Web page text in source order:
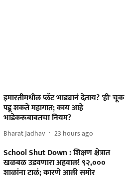
इमारतीमधील प्लॅट भाड्यानं देताय? 'ही' चूक
पडू शकते महागात; काय आहे
भाडेकरूबाबतचा नियम?
Bharat Jadhav 23 hours ago
School Shut Down : शिक्षण क्षेत्रात
खळबळ उडवणारा अहवाल! ९२,०००
शाळांना टाळं; कारणे आली समोर